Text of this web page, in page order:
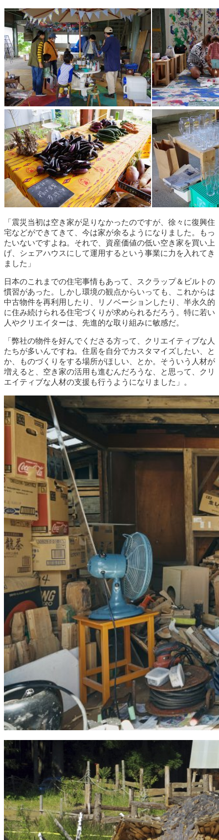
「震災当初は空き家が足りなかったのですが、徐々に復興住
宅などができてきて、今は家が余るようになりました。もっ
たいないですよね。それで、資産価値の低い空き家を買い上
げ、シェアハウスにして運用するという事業に力を入れてき
ました」
日本のこれまでの住宅事情もあって、スクラップ＆ビルトの
慣習があった。しかし環境の観点からいっても、これからは
中古物件を再利用したり、リノベーションしたり、半永久的
に住み続けられる住宅づくりが求められるだろう。特に若い
人やクリエイターは、先進的な取り組みに敏感だ。
「弊社の物件を好んでくださる方って、クリエイティブな人
たちが多いんですね。住居を自分でカスタマイズしたい、と
か、ものづくりをする場所がほしい、とか。そういう人材が
増えると、空き家の活用も進むんだろうな、と思って、クリ
エイティブな人材の支援も行うようになりました」。